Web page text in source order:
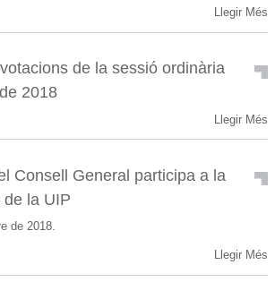
Llegir Més
de la sessió ordinària
2018
Llegir Més
Consell General participa a la
de la UIP
de 2018.
Llegir Més